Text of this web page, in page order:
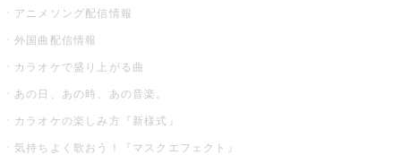
アニメソング配信情報
外国曲配信情報
カラオケで盛り上がる曲
あの日、あの時、あの音楽。
カラオケの楽しみ方『新様式』
気持ちよく歌おう！『マスクエフェクト』